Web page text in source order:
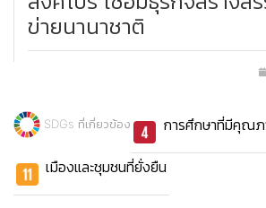
ข่ายนานาชาติ
SDGs ที่เกี่ยวข้อง การศึกษาที่มีคุณ
เมืองและชุมชนที่ยั่งยืน